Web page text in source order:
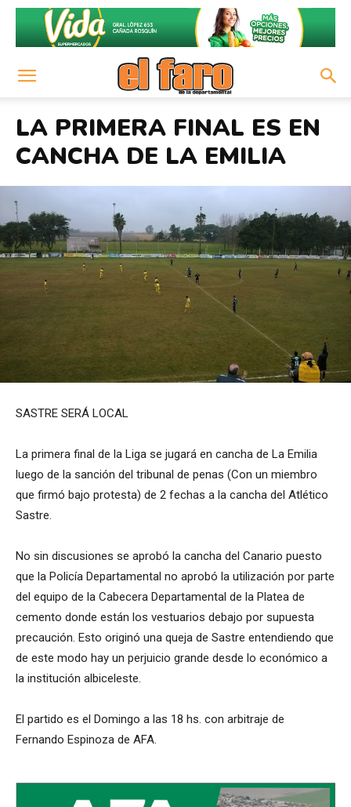
LA PRIMERA FINAL ES EN
CANCHA DE LA EMILIA
SASTRE SERÁ LOCAL
La primera final de la Liga se jugará en cancha de La Emilia
luego de la sanción del tribunal de penas (Con un miembro
que firmó bajo protesta) de 2 fechas a la cancha del Atlético
Sastre.
No sin discusiones se aprobó la cancha del Canario puesto
que la Policía Departamental no aprobó la utilización por parte
del equipo de la Cabecera Departamental de la Platea de
cemento donde están los vestuarios debajo por supuesta
precaución. Esto originó una queja de Sastre entendiendo que
de este modo hay un perjuicio grande desde lo económico a
la institución albiceleste.
El partido es el Domingo a las 18 hs. con arbitraje de
Fernando Espinoza de AFA.